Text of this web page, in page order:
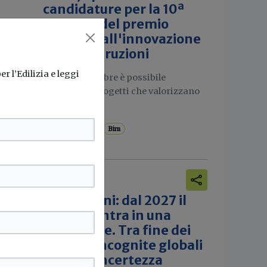
candidature per la 10ª
edizione del premio
dedicato all'innovazione
nelle costruzioni
Fino al 30 ottobre è possibile
presentare progetti che valorizzano
Bim
Costruzioni: dal 2027 il
settore entra in una
nuova fase. Tra fine dei
bonus e incognite globali
cresce l'incertezza
l’Edilizia e leggi